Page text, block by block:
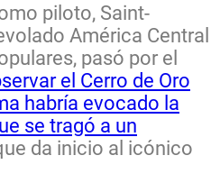
piloto, Saint-
América Central
pasó por el
el Cerro de Oro
habría evocado la
se tragó a un
da inicio al icónico